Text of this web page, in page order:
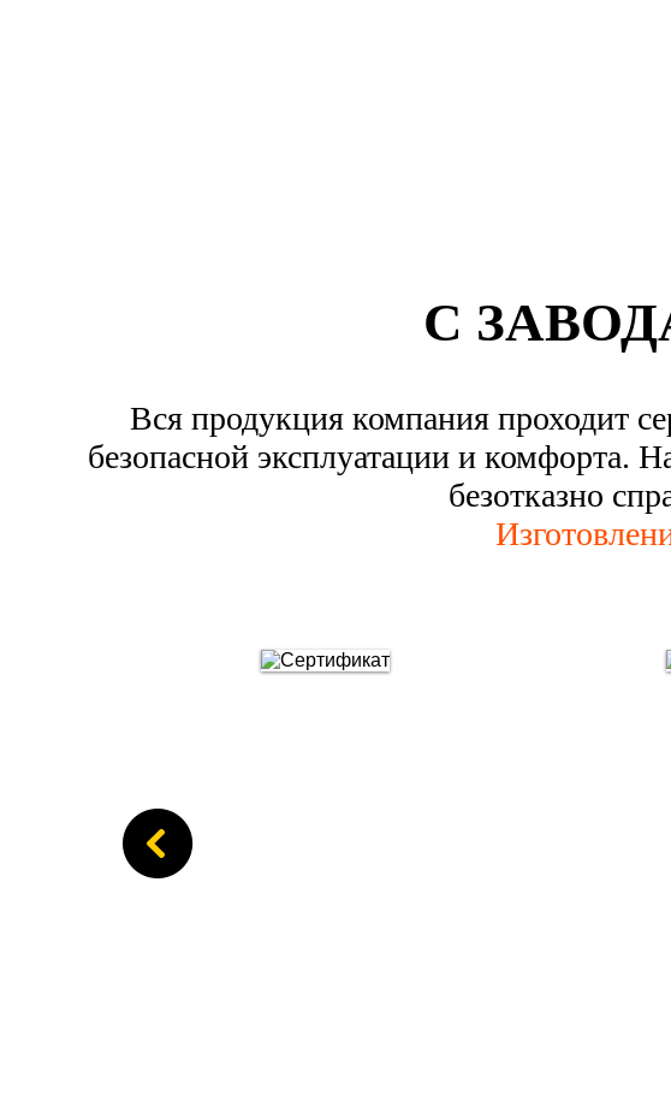
С
Вся продукция компания проходит
безопасной эксплуатации и комфорта.
безотказно